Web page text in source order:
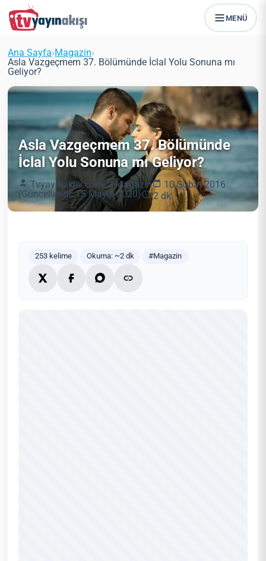
MENÜ
Ana Sayfa›Magazin›
Asla Vazgeçmem 37. Bölümünde İclal Yolu Sonuna mı
Geliyor?
Asla Vazgeçmem 37. Bölümünde
İclal Yolu Sonuna mı Geliyor?
Tvyayinakisi.com Magazin
10 Şubat 2016
(Güncellendi: 15 Mayıs 2020)
2 dk
253 kelime Okuma: ~2 dk #Magazin